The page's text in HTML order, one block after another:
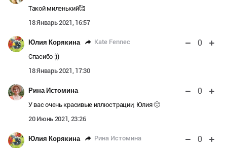
Такой миленький🥰
18 Январь 2021, 16:57
Юлия Корякина Kate Fennec 0
Спасибо :))
18 Январь 2021, 17:30
Рина Истомина 0
У вас очень красивые иллюстрации, Юлия 🙂
20 Июнь 2021, 23:26
Юлия Корякина Рина Истомина 0